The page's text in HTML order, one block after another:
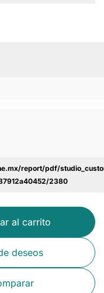
report/pdf/
2380
al carrito
deseos